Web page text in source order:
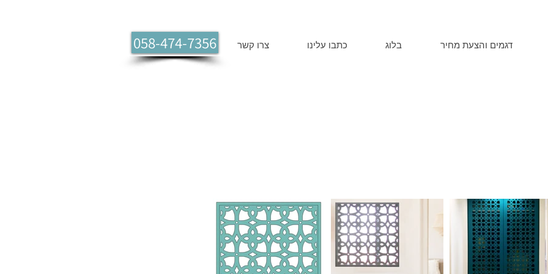
דגמים והצעת מחיר בלוג כתבו עלינו צרו קשר 058-474-7356